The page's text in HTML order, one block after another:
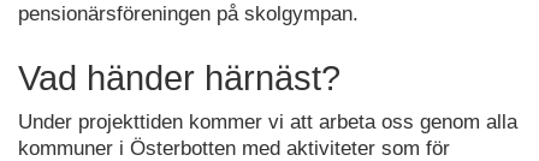
pensionärsföreningen på skolgympan.
Vad händer härnäst?
Under projekttiden kommer vi att arbeta oss genom alla
kommuner i Österbotten med aktiviteter som för